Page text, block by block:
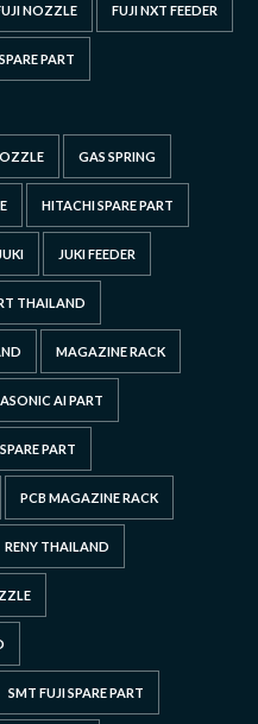
NOZZLE FUJI NXT FEEDER
PART
GAS SPRING
HITACHI SPARE PART
JUKI FEEDER
THAILAND
MAGAZINE RACK
AI PART
PART
PCB MAGAZINE RACK
RENY THAILAND
SMT FUJI SPARE PART